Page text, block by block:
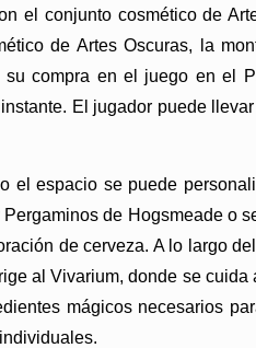
el conjunto cosmético de
de Artes Oscuras, la
compra en el juego en el
El jugador puede
espacio se puede
de Hogsmeade o
de cerveza. A lo largo
al Vivarium, donde se
mágicos necesarios